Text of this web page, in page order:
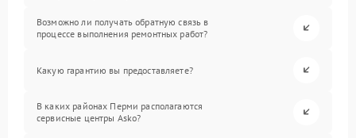
Возможно ли получать обратную связь в
процессе выполнения ремонтных работ?
Какую гарантию вы предоставляете?
В каких районах Перми располагаются
сервисные центры Asko?